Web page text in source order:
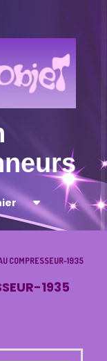
COMPRESSEUR-1935
1935